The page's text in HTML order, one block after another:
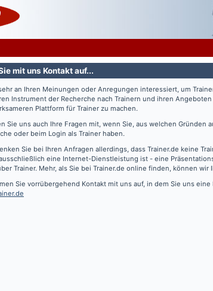
mit uns Kontakt auf...
an Ihren Meinungen oder Anregungen interessiert, um
Instrument der Recherche nach Trainern und ihren
Plattform für Trainer zu machen.
Sie uns auch Ihre Fragen mit, wenn Sie, aus welchen Gründen
oder beim Login als Trainer haben.
Sie bei Ihren Anfragen allerdings, dass Trainer.de keine
eine Internet-Dienstleistung ist - eine
Trainer. Mehr, als Sie bei Trainer.de online finden, können wir
Sie vorrübergehend Kontakt mit uns auf, in dem Sie uns eine